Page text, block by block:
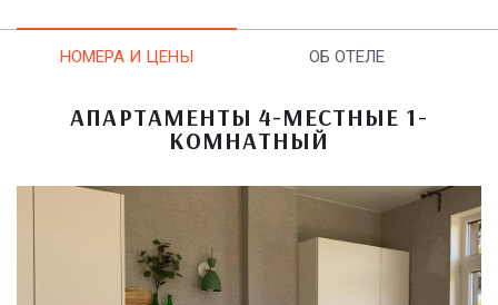
НОМЕРА И ЦЕНЫ ОБ ОТЕЛЕ
АПАРТАМЕНТЫ 4-МЕСТНЫЕ 1-
КОМНАТНЫЙ